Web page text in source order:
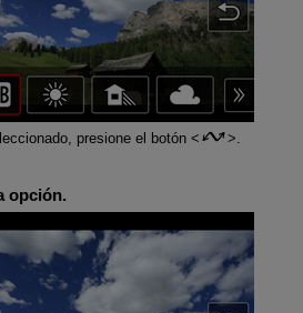
presione el botón
opción.